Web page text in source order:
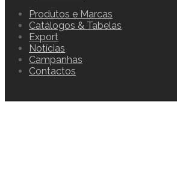
Produtos e Marcas
Catálogos & Tabelas
Export
Notícias
Campanhas
Contactos